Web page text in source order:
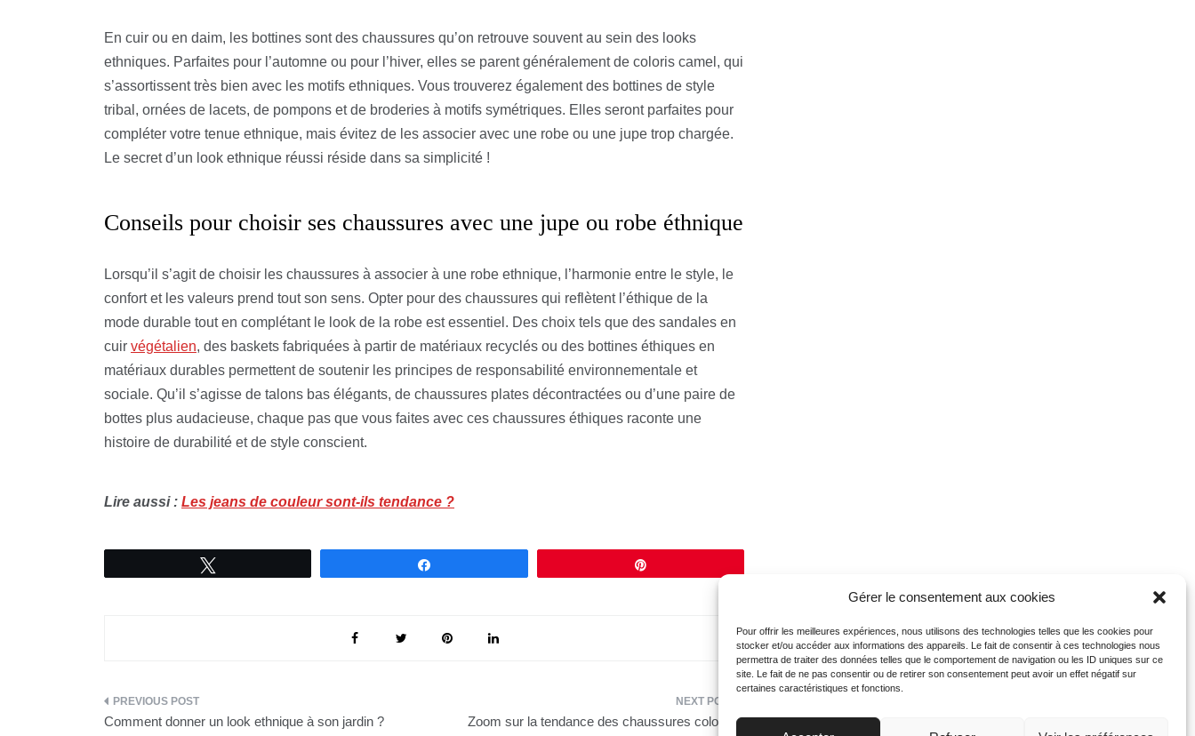
Gérer le consentement aux cookies
Pour offrir les meilleures expériences, nous utilisons des technologies telles que les cookies pour
stocker et/ou accéder aux informations des appareils. Le fait de consentir à ces technologies nous
permettra de traiter des données telles que le comportement de navigation ou les ID uniques sur ce
site. Le fait de ne pas consentir ou de retirer son consentement peut avoir un effet négatif sur
certaines caractéristiques et fonctions.
En cuir ou en daim, les bottines sont des chaussures qu’on retrouve souvent au sein des looks
ethniques. Parfaites pour l’automne ou pour l’hiver, elles se parent généralement de coloris camel, qui
s’assortissent très bien avec les motifs ethniques. Vous trouverez également des bottines de style
tribal, ornées de lacets, de pompons et de broderies à motifs symétriques. Elles seront parfaites pour
compléter votre tenue ethnique, mais évitez de les associer avec une robe ou une jupe trop chargée.
Le secret d’un look ethnique réussi réside dans sa simplicité !
Conseils pour choisir ses chaussures avec une jupe ou robe éthnique
Lorsqu’il s’agit de choisir les chaussures à associer à une robe ethnique, l’harmonie entre le style, le
confort et les valeurs prend tout son sens. Opter pour des chaussures qui reflètent l’éthique de la
mode durable tout en complétant le look de la robe est essentiel. Des choix tels que des sandales en
cuir végétalien, des baskets fabriquées à partir de matériaux recyclés ou des bottines éthiques en
matériaux durables permettent de soutenir les principes de responsabilité environnementale et
sociale. Qu’il s’agisse de talons bas élégants, de chaussures plates décontractées ou d’une paire de
bottes plus audacieuse, chaque pas que vous faites avec ces chaussures éthiques raconte une
histoire de durabilité et de style conscient.
Lire aussi : Les jeans de couleur sont-ils tendance ?
Navigation
Comment donner un look ethnique à son jardin ? Zoom sur la tendance des chaussures colorées